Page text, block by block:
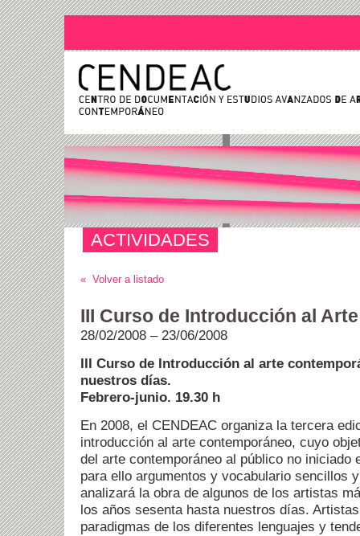
ACTIVIDADES
« Volver a listado
III Curso de Introducción al
28/02/2008 – 23/06/2008
III Curso de Introducción al arte
nuestros días.
Febrero-junio. 19.30 h
En 2008, el CENDEAC organiza la tercera
introducción al arte contemporáneo, cuyo
del arte contemporáneo al público no iniciado
para ello argumentos y vocabulario sencillos
analizará la obra de algunos de los artistas
los años sesenta hasta nuestros días.
paradigmas de los diferentes lenguajes y